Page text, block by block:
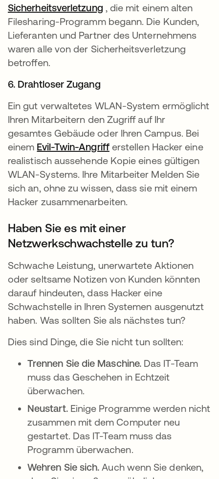
Sicherheitsverletzung wird in einer neuen
, die mit einem alten
Filesharing-Programm begann. Die Kunden,
Lieferanten und Partner des Unternehmens
waren alle von der Sicherheitsverletzung
betroffen.
6. Drahtloser Zugang
Ein gut verwaltetes WLAN-System ermöglicht
Ihren Mitarbeitern den Zugriff auf Ihr
gesamtes Gebäude oder Ihren Campus. Bei
einem Evil-Twin-Angriffwird in einer neuen
erstellen Hacker eine
realistisch aussehende Kopie eines gültigen
WLAN-Systems. Ihre Mitarbeiter Melden Sie
sich an, ohne zu wissen, dass sie mit einem
Hacker zusammenarbeiten.
Haben Sie es mit einer
Netzwerkschwachstelle zu tun?
Schwache Leistung, unerwartete Aktionen
oder seltsame Notizen von Kunden könnten
darauf hindeuten, dass Hacker eine
Schwachstelle in Ihren Systemen ausgenutzt
haben. Was sollten Sie als nächstes tun?
Dies sind Dinge, die Sie nicht tun sollten:
Trennen Sie die Maschine. Das IT-Team
muss das Geschehen in Echtzeit
überwachen.
Neustart. Einige Programme werden nicht
zusammen mit dem Computer neu
gestartet. Das IT-Team muss das
Programm überwachen.
Wehren Sie sich.Auch wenn Sie denken,